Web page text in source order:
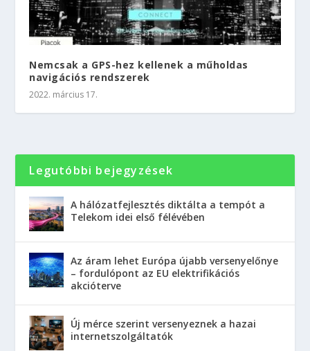
Nemcsak a GPS-hez kellenek a műholdas
navigációs rendszerek
2022. március 17.
Legutóbbi bejegyzések
A hálózatfejlesztés diktálta a tempót a
Telekom idei első félévében
Az áram lehet Európa újabb versenyelőnye
– fordulópont az EU elektrifikációs
akcióterve
Új mérce szerint versenyeznek a hazai
internetszolgáltatók